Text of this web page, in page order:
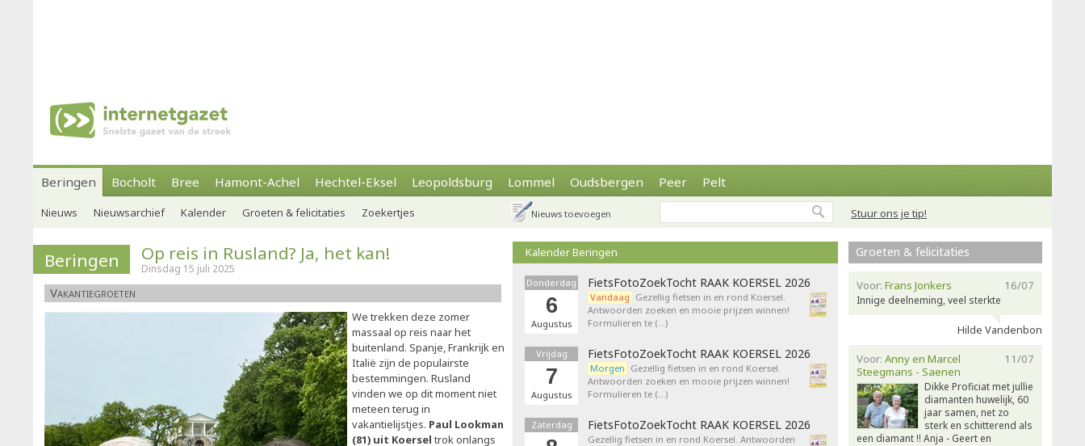
Beringen Bocholt Bree Hamont-Achel Hechtel-Eksel Leopoldsburg Lommel Oudsbergen Peer Pelt
Stuur ons je tip!
Nieuws Nieuwsarchief Kalender Groeten & felicitaties Zoekertjes Nieuws toevoegen
Beringen Op reis in Rusland? Ja, het kan!
Dinsdag 15 juli 2025
Vakantiegroeten
We trekken deze zomer
massaal op reis naar het
buitenland. Spanje, Frankrijk en
Italië zijn de populairste
bestemmingen. Rusland
vinden we op dit moment niet
meteen terug in
vakantielijstjes. Paul Lookman
(81) uit Koersel trok onlangs
Kalender Beringen
Donderdag
6
Augustus
FietsFotoZoekTocht RAAK KOERSEL 2026
Vandaag Gezellig fietsen in en rond Koersel.
Antwoorden zoeken en mooie prijzen winnen!
Formulieren te (…)
Vrijdag
7
Augustus
FietsFotoZoekTocht RAAK KOERSEL 2026
Morgen Gezellig fietsen in en rond Koersel.
Antwoorden zoeken en mooie prijzen winnen!
Formulieren te (…)
Zaterdag FietsFotoZoekTocht RAAK KOERSEL 2026
Gezellig fietsen in en rond Koersel. Antwoorden
Groeten & felicitaties
16/07
Voor: Frans Jonkers
Innige deelneming, veel sterkte
Hilde Vandenbon
11/07
Voor: Anny en Marcel
Steegmans - Saenen
Dikke Proficiat met jullie
diamanten huwelijk, 60
jaar samen, net zo
sterk en schitterend als
een diamant !! Anja - Geert en